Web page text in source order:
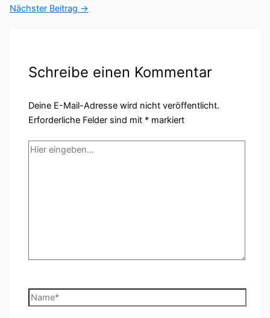
Nächster Beitrag →
Schreibe einen Kommentar
Deine E-Mail-Adresse wird nicht veröffentlicht.
Erforderliche Felder sind mit * markiert
Hier
Name*